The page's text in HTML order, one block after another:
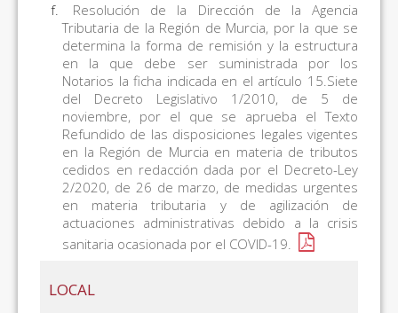
Resolución de la Dirección de la Agencia
Tributaria de la Región de Murcia, por la que se
determina la forma de remisión y la estructura
en la que debe ser suministrada por los
Notarios la ficha indicada en el artículo 15.Siete
del Decreto Legislativo 1/2010, de 5 de
noviembre, por el que se aprueba el Texto
Refundido de las disposiciones legales vigentes
en la Región de Murcia en materia de tributos
cedidos en redacción dada por el Decreto-Ley
2/2020, de 26 de marzo, de medidas urgentes
en materia tributaria y de agilización de
actuaciones administrativas debido a la crisis
sanitaria ocasionada por el COVID-19.
LOCAL